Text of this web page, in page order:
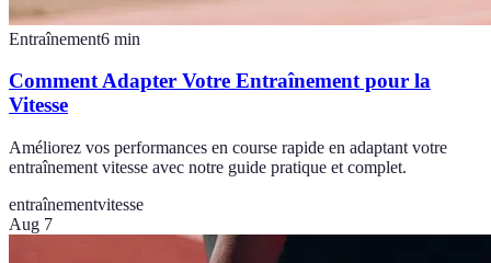
Entraînement6 min
Comment Adapter Votre Entraînement pour la
Vitesse
Améliorez vos performances en course rapide en adaptant votre
entraînement vitesse avec notre guide pratique et complet.
entraînementvitesse
Aug 7